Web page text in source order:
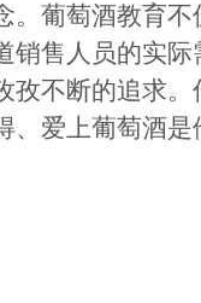
。葡萄酒教育
销售人员的实
孜不断的追求
、爱上葡萄酒